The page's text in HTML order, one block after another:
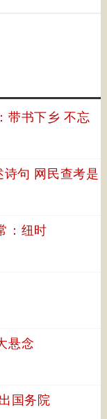
带书下乡 不忘
句 网民查考是
：纽时
悬念
国务院